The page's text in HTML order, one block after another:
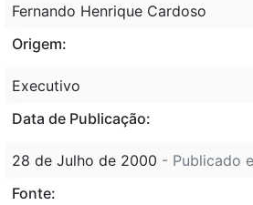
Fernando Henrique Cardoso
Origem:
Executivo
Data de Publicação:
28 de Julho de 2000 - Publicado
Fonte: